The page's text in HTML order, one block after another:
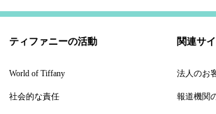
ティファニーの活動
World of Tiffany
社会的な責任
関連サ
法人のお
報道機関